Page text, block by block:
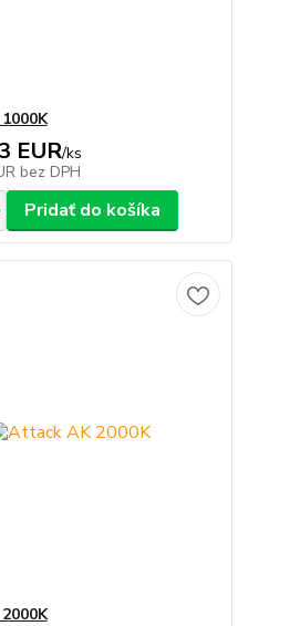
EUR/ks
bez DPH
Pridať do košíka